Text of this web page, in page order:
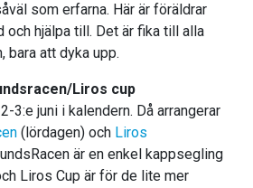
som erfarna. Här är föräldrar
och hjälpa till. Det är fika till alla
bara att dyka upp.
Liros cup
3:e juni i kalendern. Då arrangerar
(lördagen) och Liros
är en enkel kappsegling
Liros Cup är för de lite mer